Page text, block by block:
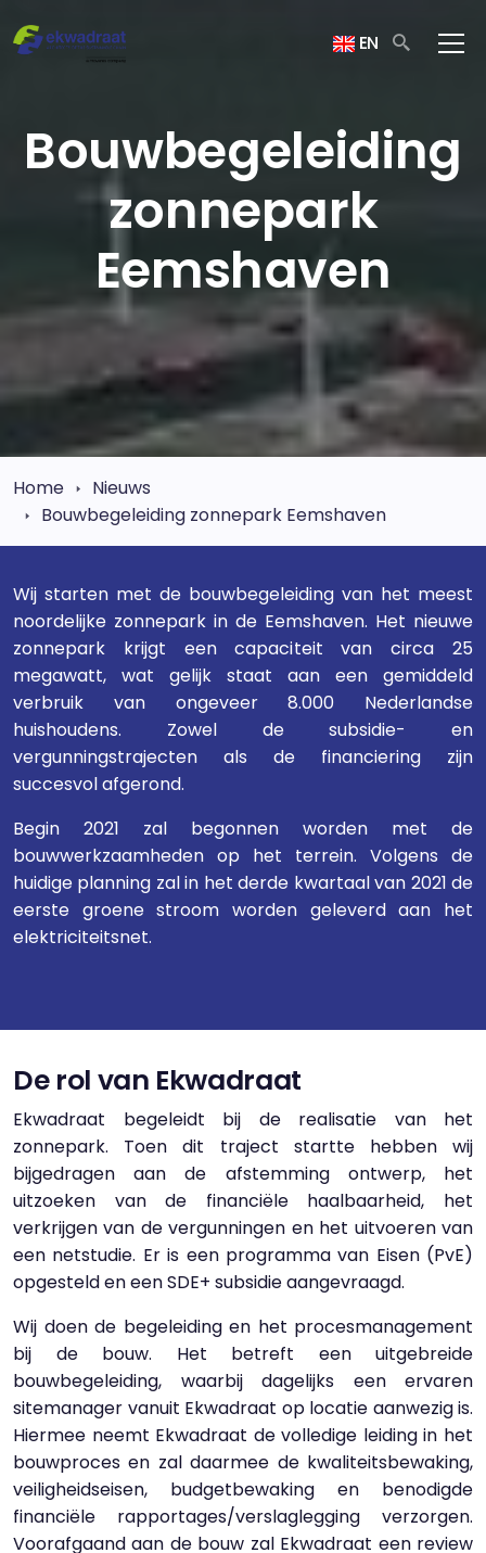
EN
Bouwbegeleiding
zonnepark
Eemshaven
Home
Nieuws
Bouwbegeleiding zonnepark Eemshaven
Wij starten met de bouwbegeleiding van het meest
noordelijke zonnepark in de Eemshaven. Het nieuwe
zonnepark krijgt een capaciteit van circa 25
megawatt, wat gelijk staat aan een gemiddeld
verbruik van ongeveer 8.000 Nederlandse
huishoudens. Zowel de subsidie- en
vergunningstrajecten als de financiering zijn
succesvol afgerond.
Begin 2021 zal begonnen worden met de
bouwwerkzaamheden op het terrein. Volgens de
huidige planning zal in het derde kwartaal van 2021 de
eerste groene stroom worden geleverd aan het
elektriciteitsnet.
De rol van Ekwadraat
Ekwadraat begeleidt bij de realisatie van het
zonnepark. Toen dit traject startte hebben wij
bijgedragen aan de afstemming ontwerp, het
uitzoeken van de financiële haalbaarheid, het
verkrijgen van de vergunningen en het uitvoeren van
een netstudie. Er is een programma van Eisen (PvE)
opgesteld en een SDE+ subsidie aangevraagd.
Wij doen de begeleiding en het procesmanagement
bij de bouw. Het betreft een uitgebreide
bouwbegeleiding, waarbij dagelijks een ervaren
sitemanager vanuit Ekwadraat op locatie aanwezig is.
Hiermee neemt Ekwadraat de volledige leiding in het
bouwproces en zal daarmee de kwaliteitsbewaking,
veiligheidseisen, budgetbewaking en benodigde
financiële rapportages/verslaglegging verzorgen.
Voorafgaand aan de bouw zal Ekwadraat een review